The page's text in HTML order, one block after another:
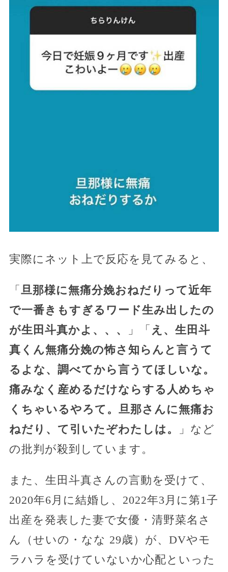
実際にネット上で反応を見てみると、
「 旦那様に無痛分娩おねだりって近年
で一番きもすぎるワード生み出したの
が生田斗真かよ、、、
」「 え、生田斗
真くん無痛分娩の怖さ知らんと言うて
るよな、調べてから言うてほしいな。
痛みなく産めるだけならする人めちゃ
くちゃいるやろて。旦那さんに無痛お
ねだり、て引いたぞわたしは。
」など
の批判が殺到しています。
また、生田斗真さんの言動を受けて、
2020年6月に結婚し、2022年3月に第1子
出産を発表した妻で女優・清野菜名さ
ん（せいの・なな 29歳）が、DVやモ
ラハラを受けていないか心配といった